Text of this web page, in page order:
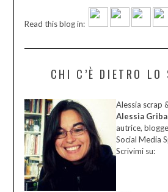
Read this blog in:
CHI C’È DIETRO LO
Alessia scrap
Alessia
autrice,
Social Media
Scrivimi su: